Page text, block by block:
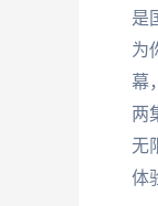
是
为
幕
两
无
体